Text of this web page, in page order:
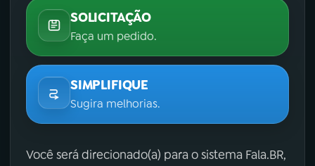
SOLICITAÇÃO
Faça um pedido.
SIMPLIFIQUE
Sugira melhorias.
Você será direcionado(a) para o sistema Fala.BR,